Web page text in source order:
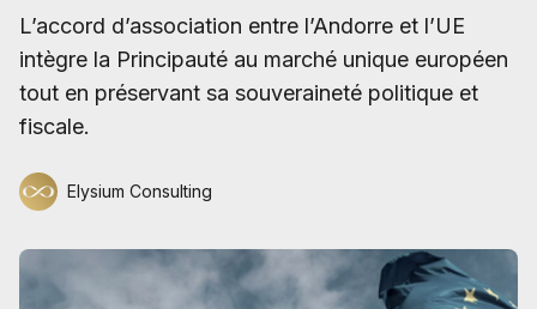
L’accord d’association entre l’Andorre et l’UE
intègre la Principauté au marché unique européen
tout en préservant sa souveraineté politique et
fiscale.
Elysium Consulting